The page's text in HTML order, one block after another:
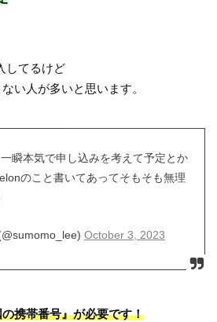
してるけど
い人が多いと思います。
瞬本気で申し込みを考えて予定とか
のこと書いてあってそもそも無理
October 3, 2023
携帯番号』が必要です！